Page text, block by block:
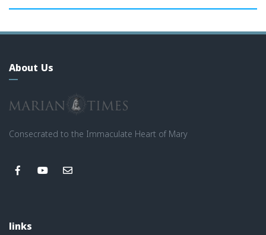
About Us
Consecrated to the Immaculate Heart of Mary
links